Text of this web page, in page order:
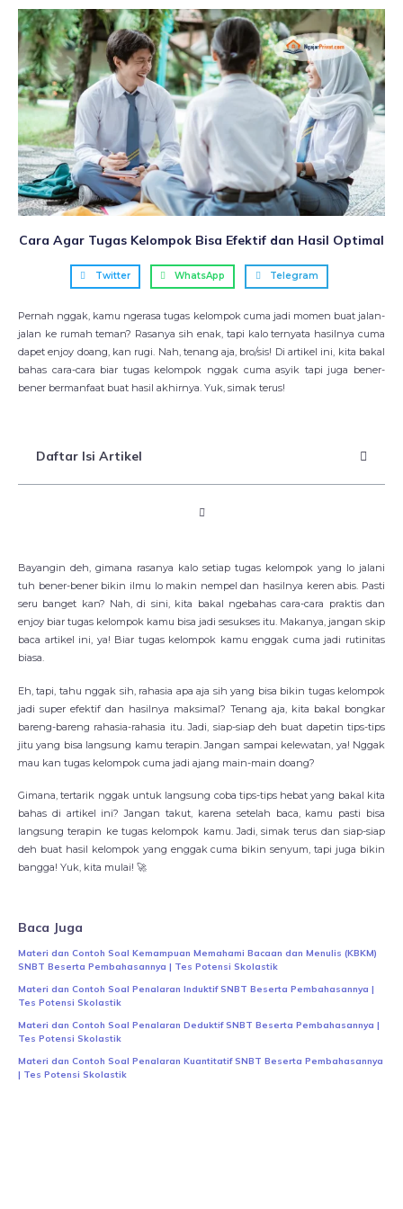
Cara Agar Tugas Kelompok Bisa Efektif dan Hasil Optimal
Twitter WhatsApp Telegram
Pernah nggak, kamu ngerasa tugas kelompok cuma jadi momen buat jalan-
jalan ke rumah teman? Rasanya sih enak, tapi kalo ternyata hasilnya cuma
dapet enjoy doang, kan rugi. Nah, tenang aja, bro/sis! Di artikel ini, kita bakal
bahas cara-cara biar tugas kelompok nggak cuma asyik tapi juga bener-
bener bermanfaat buat hasil akhirnya. Yuk, simak terus!
Daftar Isi Artikel
Bayangin deh, gimana rasanya kalo setiap tugas kelompok yang lo jalani
tuh bener-bener bikin ilmu lo makin nempel dan hasilnya keren abis. Pasti
seru banget kan? Nah, di sini, kita bakal ngebahas cara-cara praktis dan
enjoy biar tugas kelompok kamu bisa jadi sesukses itu. Makanya, jangan skip
baca artikel ini, ya! Biar tugas kelompok kamu enggak cuma jadi rutinitas
biasa.
Eh, tapi, tahu nggak sih, rahasia apa aja sih yang bisa bikin tugas kelompok
jadi super efektif dan hasilnya maksimal? Tenang aja, kita bakal bongkar
bareng-bareng rahasia-rahasia itu. Jadi, siap-siap deh buat dapetin tips-tips
jitu yang bisa langsung kamu terapin. Jangan sampai kelewatan, ya! Nggak
mau kan tugas kelompok cuma jadi ajang main-main doang?
Gimana, tertarik nggak untuk langsung coba tips-tips hebat yang bakal kita
bahas di artikel ini? Jangan takut, karena setelah baca, kamu pasti bisa
langsung terapin ke tugas kelompok kamu. Jadi, simak terus dan siap-siap
deh buat hasil kelompok yang enggak cuma bikin senyum, tapi juga bikin
bangga! Yuk, kita mulai! 🚀
Baca Juga
Materi dan Contoh Soal Kemampuan Memahami Bacaan dan Menulis (KBKM)
SNBT Beserta Pembahasannya | Tes Potensi Skolastik
Materi dan Contoh Soal Penalaran Induktif SNBT Beserta Pembahasannya |
Tes Potensi Skolastik
Materi dan Contoh Soal Penalaran Deduktif SNBT Beserta Pembahasannya |
Tes Potensi Skolastik
Materi dan Contoh Soal Penalaran Kuantitatif SNBT Beserta Pembahasannya
| Tes Potensi Skolastik